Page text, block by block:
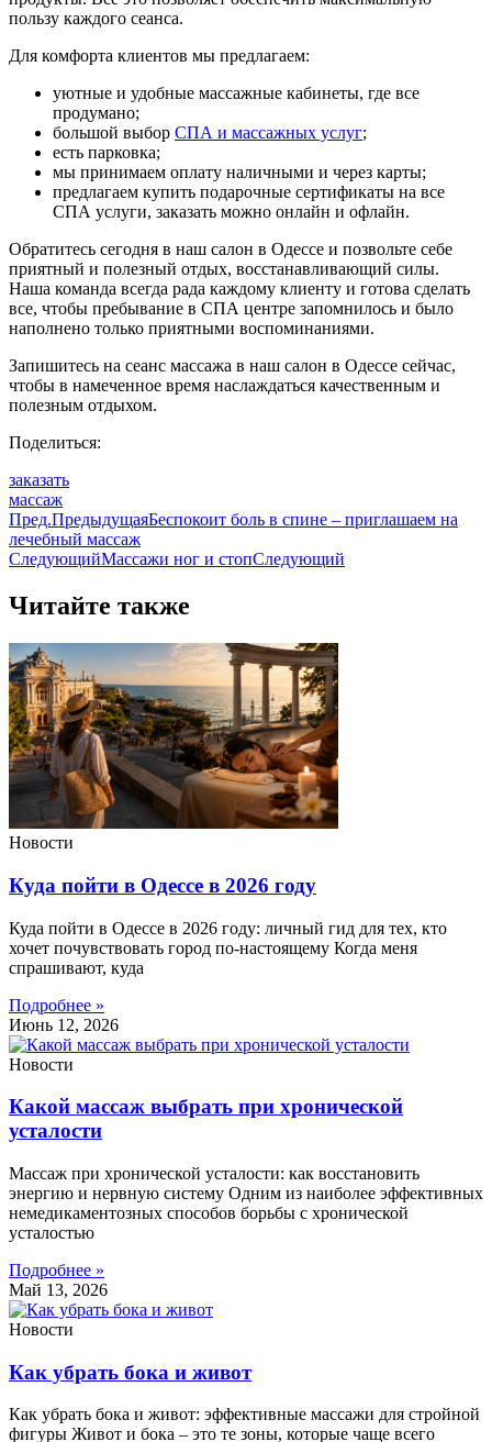
пользу каждого сеанса.
Для комфорта клиентов мы предлагаем:
уютные и удобные массажные кабинеты, где все
продумано;
большой выбор СПА и массажных услуг;
есть парковка;
мы принимаем оплату наличными и через карты;
предлагаем купить подарочные сертификаты на все
СПА услуги, заказать можно онлайн и офлайн.
Обратитесь сегодня в наш салон в Одессе и позвольте себе
приятный и полезный отдых, восстанавливающий силы.
Наша команда всегда рада каждому клиенту и готова сделать
все, чтобы пребывание в СПА центре запомнилось и было
наполнено только приятными воспоминаниями.
Запишитесь на сеанс массажа в наш салон в Одессе сейчас,
чтобы в намеченное время наслаждаться качественным и
полезным отдыхом.
Поделиться:
заказать
массаж
Пред.ПредыдущаяБеспокоит боль в спине – приглашаем на
лечебный массаж
СледующийМассажи ног и стопСледующий
Читайте также
Новости
Куда пойти в Одессе в 2026 году
Куда пойти в Одессе в 2026 году: личный гид для тех, кто
хочет почувствовать город по-настоящему Когда меня
спрашивают, куда
Подробнее »
Июнь 12, 2026
Новости
Какой массаж выбрать при хронической
усталости
Массаж при хронической усталости: как восстановить
энергию и нервную систему Одним из наиболее эффективных
немедикаментозных способов борьбы с хронической
усталостью
Подробнее »
Май 13, 2026
Новости
Как убрать бока и живот
Как убрать бока и живот: эффективные массажи для стройной
фигуры Живот и бока – это те зоны, которые чаще всего